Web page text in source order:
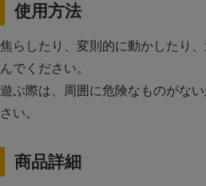
使用方法
焦らしたり、変則的に動かしたり
んでください。
遊ぶ際は、周囲に危険なものがな
さい。
商品詳細